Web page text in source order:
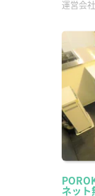
運営会社
ネッ